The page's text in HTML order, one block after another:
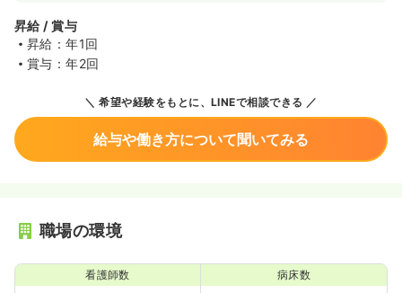
昇給 / 賞与
昇給：年1回
賞与：年2回
希望や経験をもとに、LINEで相談できる
給与や働き方について聞いてみる
職場の環境
看護師数 病床数